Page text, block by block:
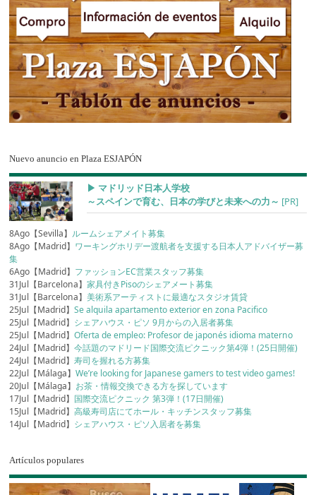
Nuevo anuncio en Plaza ESJAPÓN
▶︎ マドリッド日本人学校
～スペインで育む、日本の学びと未来への力～ [PR]
8Ago【Sevilla】 ルームシェアメイト募集
8Ago【Madrid】 ワーキングホリデー渡航者を支援する日本人アドバイザー募
集
6Ago【Madrid】 ファッションEC営業スタッフ募集
31Jul【Barcelona】家具付きPisoのシェアメート募集
31Jul【Barcelona】美術系アーティストに最適なスタジオ賃貸
25Jul【Madrid】Se alquila apartamento exterior en zona Pacifico
25Jul【Madrid】 シェアハウス・ピソ 9月からの入居者募集
25Jul【Madrid】Oferta de empleo: Profesor de japonés idioma materno
24Jul【Madrid】今話題のマドリード国際交流ピクニック第4弾！(25日開催)
24Jul【Madrid】寿司を握れる方募集
22Jul【Málaga】We’re looking for Japanese gamers to test video games!
20Jul【Málaga】 お茶・情報交換できる方を探しています
17Jul【Madrid】 国際交流ピクニック 第3弾！(17日開催)
15Jul【Madrid】高級寿司店にてホール・キッチンスタッフ募集
14Jul【Madrid】 シェアハウス・ピソ入居者を募集
Artículos populares